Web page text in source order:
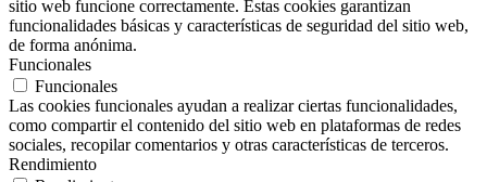
sitio web funcione correctamente. Estas cookies garantizan
funcionalidades básicas y características de seguridad del sitio web,
de forma anónima.
Funcionales
Funcionales
Las cookies funcionales ayudan a realizar ciertas funcionalidades,
como compartir el contenido del sitio web en plataformas de redes
sociales, recopilar comentarios y otras características de terceros.
Rendimiento